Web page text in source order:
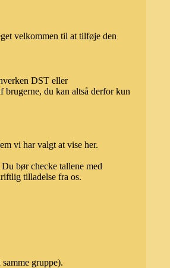
velkommen til at tilføje den
DST eller
du kan altså derfor kun
vi har valgt at vise her.
bør checke tallene med
tilladelse fra os.
gruppe).